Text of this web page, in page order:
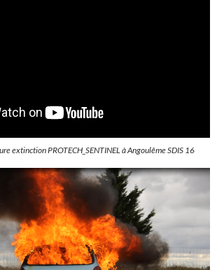
extinction PROTECH_SENTINEL à Angoulême SDIS 16